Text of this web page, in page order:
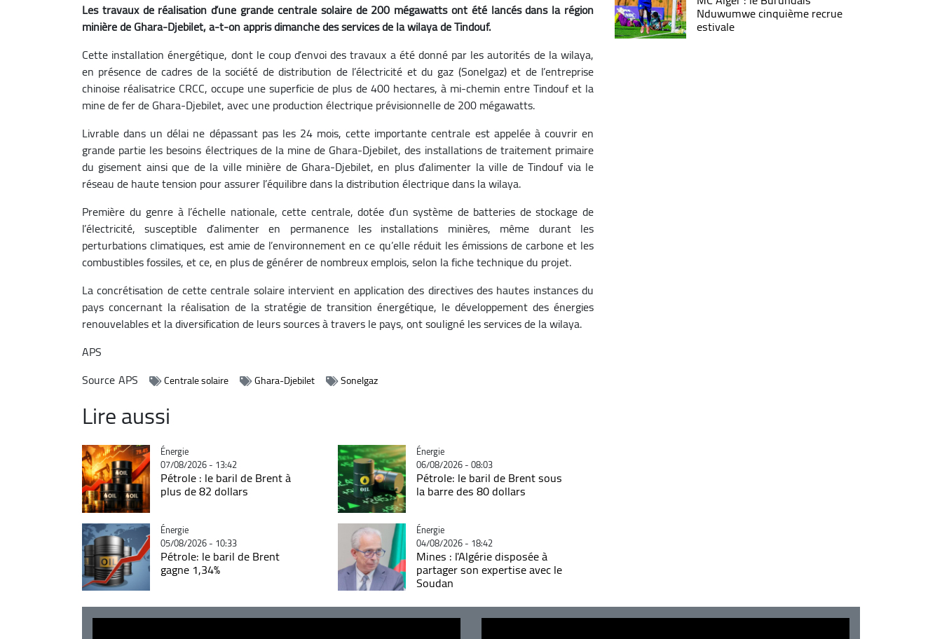
Les travaux de réalisation d’une grande centrale solaire de 200 mégawatts ont été lancés dans la région
minière de Ghara-Djebilet, a-t-on appris dimanche des services de la wilaya de Tindouf.
Cette installation énergétique, dont le coup d’envoi des travaux a été donné par les autorités de la wilaya,
en présence de cadres de la société de distribution de l’électricité et du gaz (Sonelgaz) et de l’entreprise
chinoise réalisatrice CRCC, occupe une superficie de plus de 400 hectares, à mi-chemin entre Tindouf et la
mine de fer de Ghara-Djebilet, avec une production électrique prévisionnelle de 200 mégawatts.
Livrable dans un délai ne dépassant pas les 24 mois, cette importante centrale est appelée à couvrir en
grande partie les besoins électriques de la mine de Ghara-Djebilet, des installations de traitement primaire
du gisement ainsi que de la ville minière de Ghara-Djebilet, en plus d’alimenter la ville de Tindouf via le
réseau de haute tension pour assurer l’équilibre dans la distribution électrique dans la wilaya.
Première du genre à l’échelle nationale, cette centrale, dotée d’un système de batteries de stockage de
l’électricité, susceptible d’alimenter en permanence les installations minières, même durant les
perturbations climatiques, est amie de l’environnement en ce qu’elle réduit les émissions de carbone et les
combustibles fossiles, et ce, en plus de générer de nombreux emplois, selon la fiche technique du projet.
La concrétisation de cette centrale solaire intervient en application des directives des hautes instances du
pays concernant la réalisation de la stratégie de transition énergétique, le développement des énergies
renouvelables et la diversification de leurs sources à travers le pays, ont souligné les services de la wilaya.
APS
SourceAPS Centrale solaire Ghara-Djebilet Sonelgaz
Lire aussi
Catégorie
Énergie
07/08/2026 - 13:42
Pétrole : le baril de Brent à
plus de 82 dollars
Catégorie
Énergie
06/08/2026 - 08:03
Pétrole: le baril de Brent sous
la barre des 80 dollars
Catégorie
Énergie
05/08/2026 - 10:33
Pétrole: le baril de Brent
gagne 1,34%
Catégorie
Énergie
04/08/2026 - 18:42
Mines : l'Algérie disposée à
partager son expertise avec le
Soudan
Nduwumwe cinquième recrue
estivale